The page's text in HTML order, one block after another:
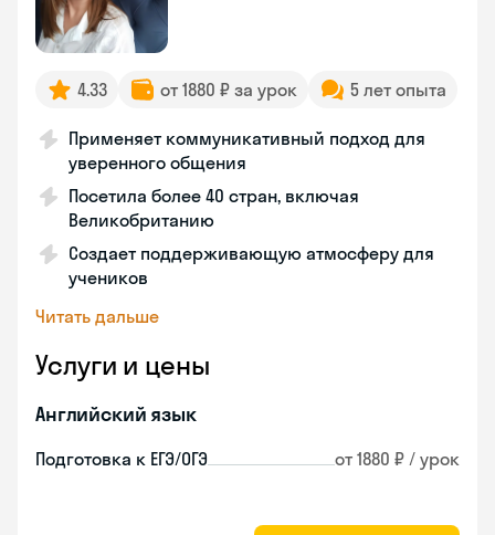
4.33 от 1880 ₽ за урок 5 лет опыта
Применяет коммуникативный подход для
уверенного общения
Посетила более 40 стран, включая
Великобританию
Создает поддерживающую атмосферу для
учеников
Читать дальше
Услуги и цены
Английский язык
Подготовка к ЕГЭ/ОГЭ от 1880 ₽ / урок